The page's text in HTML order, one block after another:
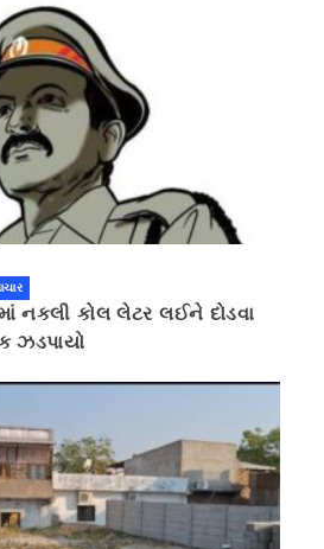
નકલી કોલ લેટર લઈને દોડવા
ઝડપાયો